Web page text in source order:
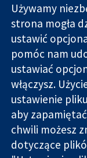
Wiarygodne dane
naukowe.
Świadome
decyzje.
Lepsze zdrowie.
Używamy
strona mogła
ustawić
pomóc nam
ustawiać
włączysz.
ustawienie
aby
chwili możesz
dotyczące